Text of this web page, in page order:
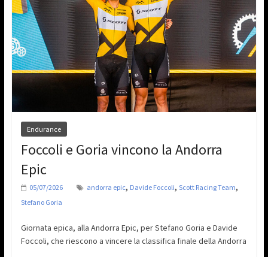
Endurance
Foccoli e Goria vincono la Andorra
Epic
05/07/2026 andorra epic, Davide Foccoli, Scott Racing Team,
Stefano Goria
Giornata epica, alla Andorra Epic, per Stefano Goria e Davide
Foccoli, che riescono a vincere la classifica finale della Andorra